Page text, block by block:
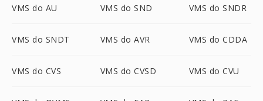
VMS do AU VMS do SND VMS do SNDR
VMS do SNDT VMS do AVR VMS do CDDA
VMS do CVS VMS do CVSD VMS do CVU